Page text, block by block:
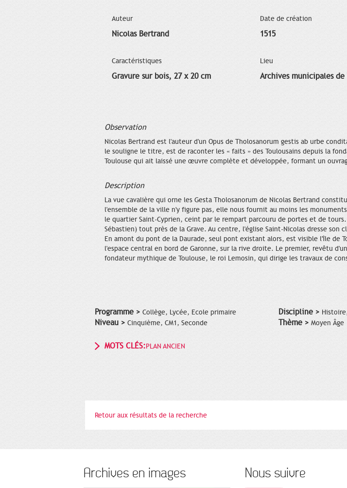
Auteur
Nicolas Bertrand
Date de création
1515
Caractéristiques
Gravure sur bois, 27 x 20 cm
Lieu
Archives municipales de
Observation
Nicolas Bertrand est l'auteur d'un Opus de Tholosanorum gestis ab urbe
le souligne le titre, est de raconter les « faits » des Toulousains depuis la
Toulouse qui ait laissé une œuvre complète et développée, formant un
Description
La vue cavalière qui orne les Gesta Tholosanorum de Nicolas Bertrand
l'ensemble de la ville n'y figure pas, elle nous fournit au moins les
le quartier Saint-Cyprien, ceint par le rempart parcouru de portes et de
Sébastien) tout près de la Grave. Au centre, l'église Saint-Nicolas dresse son
En amont du pont de la Daurade, seul pont existant alors, est visible l'île de
l'espace central en bord de Garonne, sur la rive droite. Le premier, revêtu
fondateur mythique de Toulouse, le roi Lemosin, qui dirige les travaux de
Programme > Collège, Lycée, Ecole primaire
Niveau > Cinquième, CM1, Seconde
Discipline >
Thème > Moyen Âge
MOTS CLÉS:PLAN ANCIEN
Retour aux résultats de la recherche
Archives en images Nous suivre